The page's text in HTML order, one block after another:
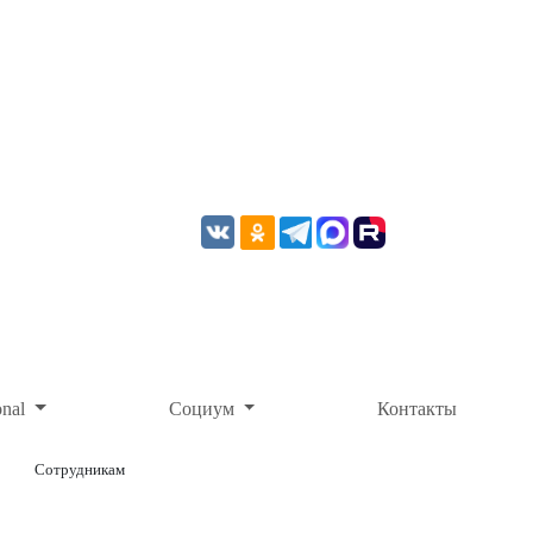
Социум Контакты
Сотрудникам